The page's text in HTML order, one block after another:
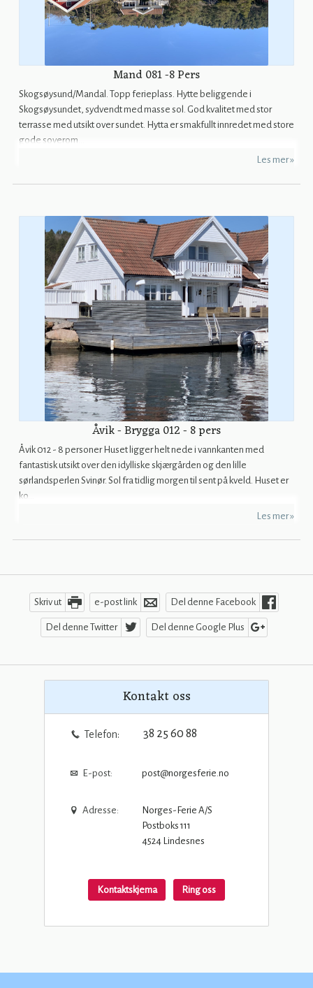
Mand 081 -8 Pers
Skogsøysund/Mandal. Topp ferieplass. Hytte beliggende i
Skogsøysundet, sydvendt med masse sol. God kvalitet med stor
terrasse med utsikt over sundet. Hytta er smakfullt innredet med store
gode soverom...
Les mer »
Åvik - Brygga 012 - 8 pers
Åvik 012 - 8 personer Huset ligger helt nede i vannkanten med
fantastisk utsikt over den idylliske skjærgården og den lille
sørlandsperlen Svinør. Sol fra tidlig morgen til sent på kveld. Huset er
ko...
Les mer »
Skriv ut e-post link Del denne Facebook
Del denne Twitter Del denne Google Plus
Kontakt oss
Telefon: 38 25 60 88
E-post: post@norgesferie.no
Adresse:
Norges-Ferie A/S
Postboks 111
4524 Lindesnes
Kontaktskjema Ring oss